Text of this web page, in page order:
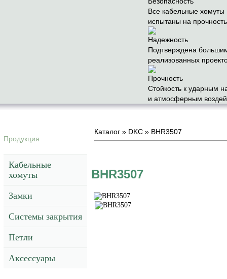
Все кабельные хомуты
испытаны на
Надежность
Подтверждена
реализованных
Прочность
Cтойкость к ударным
и атмосферным
Продукция
Кабельные
хомуты
Замки
Системы закрытия
Петли
Аксессуары
Каталог » DKC » BHR3507
BHR3507